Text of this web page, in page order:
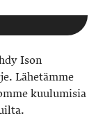
Ison
Lähetämme
kuulumisia